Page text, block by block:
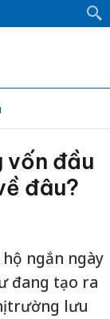
vốn đầu
đâu?
ngắn ngày
đang tạo ra
trường lưu